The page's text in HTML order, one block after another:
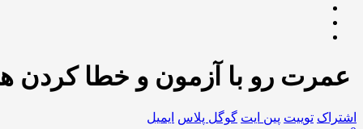
عمرت رو با آزمون و خطا کردن
اشتراک توییت پین ایت گوگل‌ پلاس ایمیل